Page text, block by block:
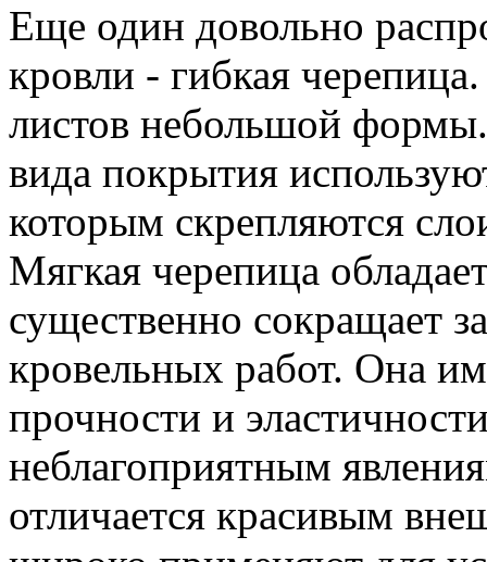
Еще один довольно
кровли - гибкая
листов небольшой
вида покрытия
которым скрепляются
Мягкая черепица
существенно сокращает
кровельных работ. Она
прочности и
неблагоприятным
отличается красивым